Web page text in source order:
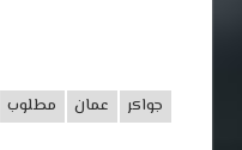
وظائف
جواكر عمان مطلوب